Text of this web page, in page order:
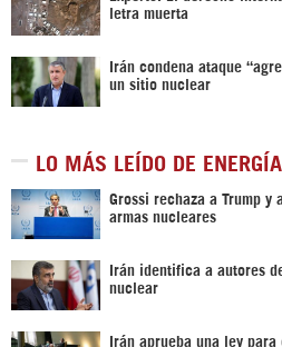
letra muerta
Irán condena ataque
un sitio nuclear
LO MÁS LEÍDO DE
Grossi rechaza a Trump y
armas nucleares
Irán identifica a autores
nuclear
Irán aprueba una ley